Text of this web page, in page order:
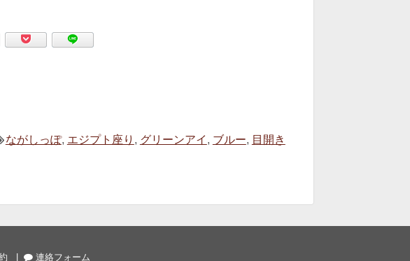
ながしっぽ, エジプト座り , グリーンアイ , ブルー, 目開き
連絡フォーム